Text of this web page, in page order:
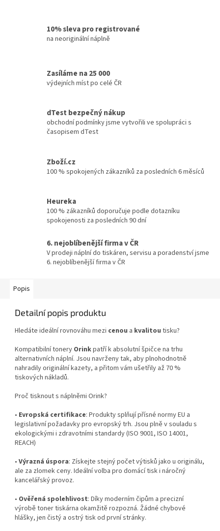
10% sleva pro registrované
na neoriginální náplně
Zasíláme na 25 000
výdejních míst po celé ČR
dTest bezpečný nákup
obchodní podmínky jsme vytvořili ve spolupráci s
časopisem dTest
Zboží.cz
100 % spokojených zákazníků za posledních 6 měsíců
Heureka
100 % zákazníků doporučuje podle dotazníku
spokojenosti za posledních 90 dní
6. nejoblíbenější firma v ČR
V prodeji náplní do tiskáren, servisu a poradenství jsme
6. nejoblíbenější firma v ČR
Popis
Detailní popis produktu
Hledáte ideální rovnováhu mezi cenou a kvalitou tisku?
Kompatibilní tonery Orinkpatří k absolutní špičce na trhu
alternativních náplní. Jsou navrženy tak, aby plnohodnotně
nahradily originální kazety, a přitom vám ušetřily až 70 %
tiskových nákladů.
Proč tisknout s náplněmi Orink?
• Evropská certifikace: Produkty splňují přísné normy EU a
legislativní požadavky pro evropský trh. Jsou plně v souladu s
ekologickými i zdravotními standardy (ISO 9001, ISO 14001,
REACH)
• Výrazná úspora: Získejte stejný počet výtisků jako u originálu,
ale za zlomek ceny. Ideální volba pro domácí tisk i náročný
kancelářský provoz.
• Ověřená spolehlivost: Díky moderním čipům a precizní
výrobě toner tiskárna okamžitě rozpozná. Žádné chybové
hlášky, jen čistý a ostrý tisk od první stránky.